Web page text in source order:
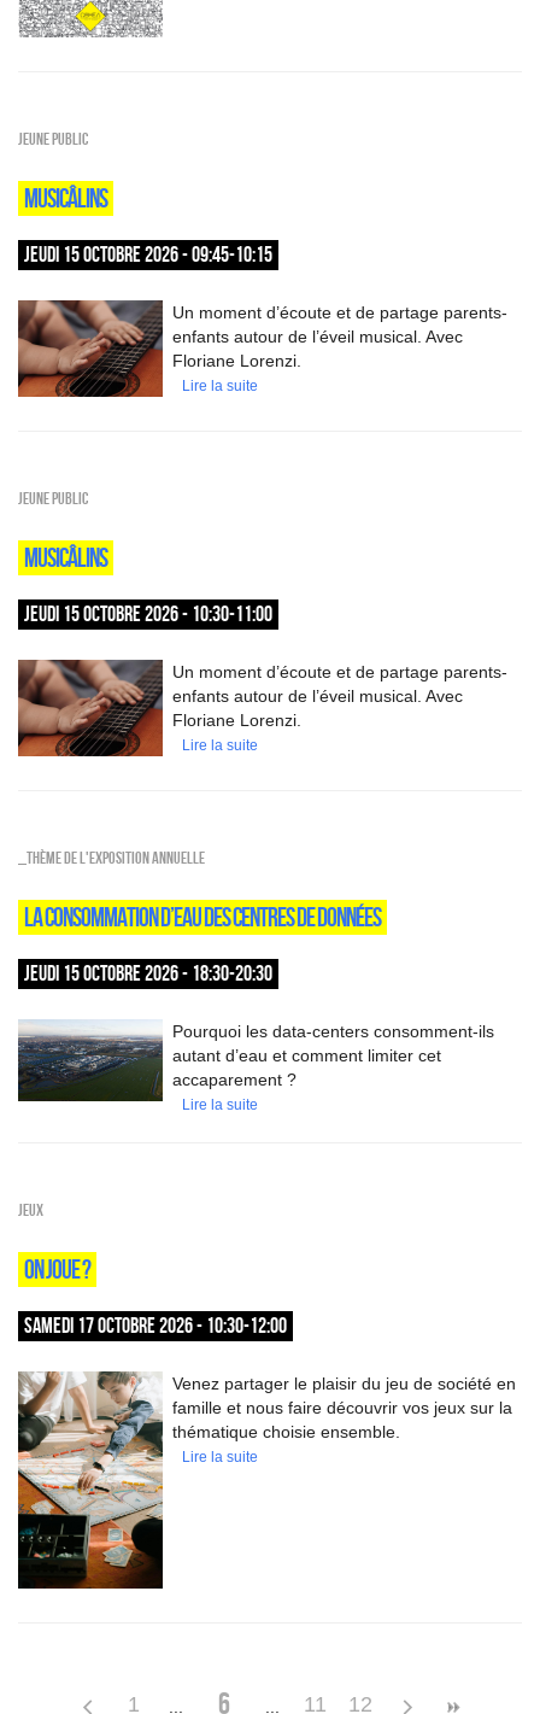
Jeune public
MUSICÂLINS
JEUDI 15 OCTOBRE 2026 - 09:45-10:15
Un moment d’écoute et de partage parents-
enfants autour de l’éveil musical. Avec
Floriane Lorenzi.
Lire la suite
Jeune public
MUSICÂLINS
JEUDI 15 OCTOBRE 2026 - 10:30-11:00
Un moment d’écoute et de partage parents-
enfants autour de l’éveil musical. Avec
Floriane Lorenzi.
Lire la suite
_Thème de l'exposition annuelle
LA CONSOMMATION D’EAU DES CENTRES DE DONNÉES
JEUDI 15 OCTOBRE 2026 - 18:30-20:30
Pourquoi les data-centers consomment-ils
autant d’eau et comment limiter cet
accaparement ?
Lire la suite
Jeux
ON JOUE ?
SAMEDI 17 OCTOBRE 2026 - 10:30-12:00
Venez partager le plaisir du jeu de société en
famille et nous faire découvrir vos jeux sur la
thématique choisie ensemble.
Lire la suite
1 6 11 12